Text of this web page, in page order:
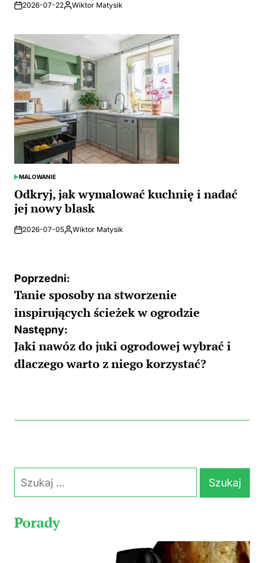
2026-07-22Posted
Wiktor Matysik
POSTED
IN
MALOWANIE
Odkryj, jak wymalować kuchnię i nadać
jej nowy blask
2026-07-05Posted
Wiktor Matysik
Nawigacja
wpisu
Poprzedni:
Tanie sposoby na stworzenie
inspirujących ścieżek w ogrodzie
Następny:
Jaki nawóz do juki ogrodowej wybrać i
dlaczego warto z niego korzystać?
Porady